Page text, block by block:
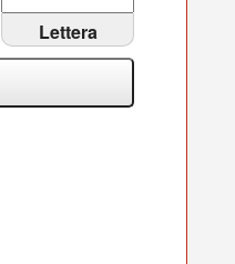
Lettera